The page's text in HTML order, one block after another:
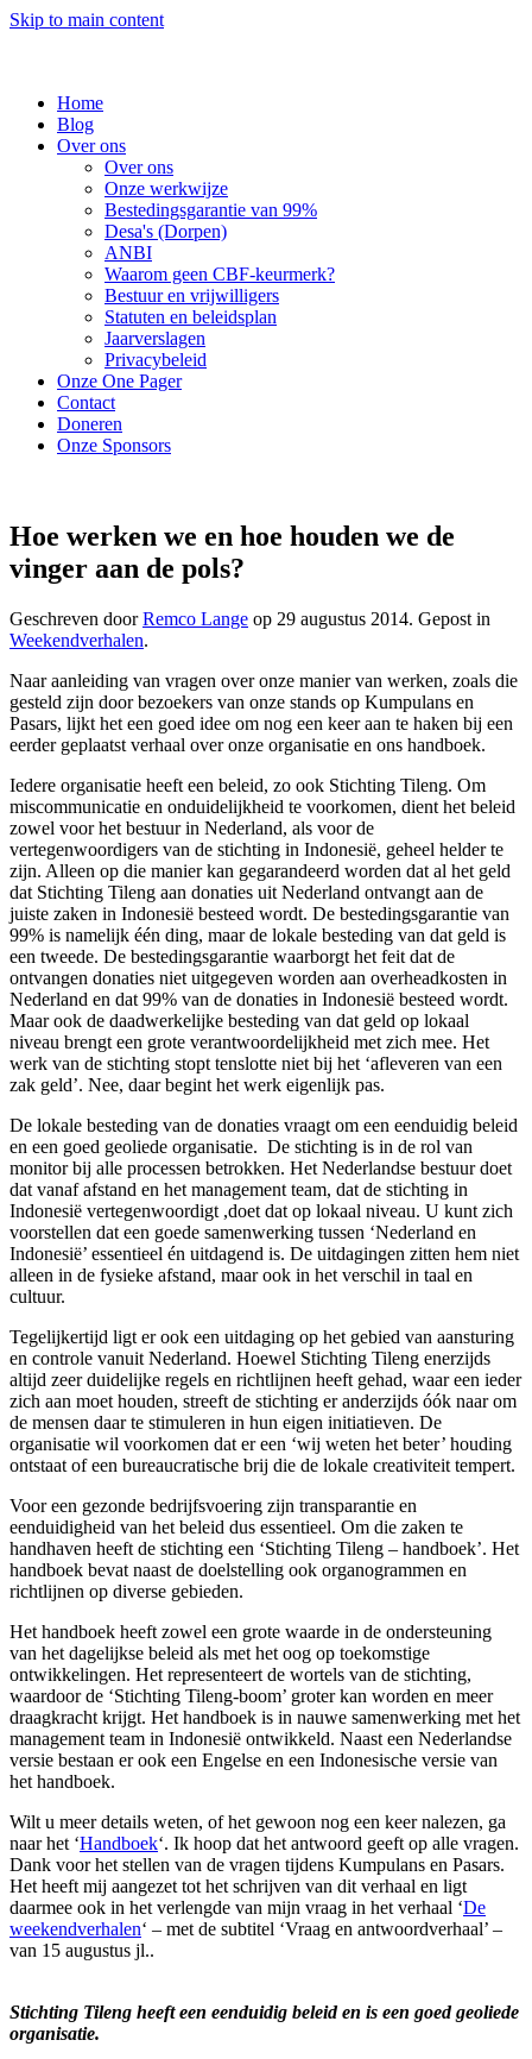
Skip to main content
Home
Blog
Over ons
Over ons
Onze werkwijze
Bestedingsgarantie van 99%
Desa's (Dorpen)
ANBI
Waarom geen CBF-keurmerk?
Bestuur en vrijwilligers
Statuten en beleidsplan
Jaarverslagen
Privacybeleid
Onze One Pager
Contact
Doneren
Onze Sponsors
Hoe werken we en hoe houden we de
vinger aan de pols?
Geschreven doorRemco Lange op 29 augustus 2014. Gepost in
Weekendverhalen.
Naar aanleiding van vragen over onze manier van werken, zoals die
gesteld zijn door bezoekers van onze stands op Kumpulans en
Pasars, lijkt het een goed idee om nog een keer aan te haken bij een
eerder geplaatst verhaal over onze organisatie en ons handboek.
Iedere organisatie heeft een beleid, zo ook Stichting Tileng. Om
miscommunicatie en onduidelijkheid te voorkomen, dient het beleid
zowel voor het bestuur in Nederland, als voor de
vertegenwoordigers van de stichting in Indonesië, geheel helder te
zijn. Alleen op die manier kan gegarandeerd worden dat al het geld
dat Stichting Tileng aan donaties uit Nederland ontvangt aan de
juiste zaken in Indonesië besteed wordt. De bestedingsgarantie van
99% is namelijk één ding, maar de lokale besteding van dat geld is
een tweede. De bestedingsgarantie waarborgt het feit dat de
ontvangen donaties niet uitgegeven worden aan overheadkosten in
Nederland en dat 99% van de donaties in Indonesië besteed wordt.
Maar ook de daadwerkelijke besteding van dat geld op lokaal
niveau brengt een grote verantwoordelijkheid met zich mee. Het
werk van de stichting stopt tenslotte niet bij het ‘afleveren van een
zak geld’. Nee, daar begint het werk eigenlijk pas.
De lokale besteding van de donaties vraagt om een eenduidig beleid
en een goed geoliede organisatie. De stichting is in de rol van
monitor bij alle processen betrokken. Het Nederlandse bestuur doet
dat vanaf afstand en het management team, dat de stichting in
Indonesië vertegenwoordigt ,doet dat op lokaal niveau. U kunt zich
voorstellen dat een goede samenwerking tussen ‘Nederland en
Indonesië’ essentieel én uitdagend is. De uitdagingen zitten hem niet
alleen in de fysieke afstand, maar ook in het verschil in taal en
cultuur.
Tegelijkertijd ligt er ook een uitdaging op het gebied van aansturing
en controle vanuit Nederland. Hoewel Stichting Tileng enerzijds
altijd zeer duidelijke regels en richtlijnen heeft gehad, waar een ieder
zich aan moet houden, streeft de stichting er anderzijds óók naar om
de mensen daar te stimuleren in hun eigen initiatieven. De
organisatie wil voorkomen dat er een ‘wij weten het beter’ houding
ontstaat of een bureaucratische brij die de lokale creativiteit tempert.
Voor een gezonde bedrijfsvoering zijn transparantie en
eenduidigheid van het beleid dus essentieel. Om die zaken te
handhaven heeft de stichting een ‘Stichting Tileng – handboek’. Het
handboek bevat naast de doelstelling ook organogrammen en
richtlijnen op diverse gebieden.
Het handboek heeft zowel een grote waarde in de ondersteuning
van het dagelijkse beleid als met het oog op toekomstige
ontwikkelingen. Het representeert de wortels van de stichting,
waardoor de ‘Stichting Tileng-boom’ groter kan worden en meer
draagkracht krijgt. Het handboek is in nauwe samenwerking met het
management team in Indonesië ontwikkeld. Naast een Nederlandse
versie bestaan er ook een Engelse en een Indonesische versie van
het handboek.
Wilt u meer details weten, of het gewoon nog een keer nalezen, ga
naar het ‘Handboek‘. Ik hoop dat het antwoord geeft op alle vragen.
Dank voor het stellen van de vragen tijdens Kumpulans en Pasars.
Het heeft mij aangezet tot het schrijven van dit verhaal en ligt
daarmee ook in het verlengde van mijn vraag in het verhaal ‘De
weekendverhalen‘ – met de subtitel ‘Vraag en antwoordverhaal’ –
van 15 augustus jl..
Stichting Tileng heeft een eenduidig beleid en is een goed geoliede
organisatie.